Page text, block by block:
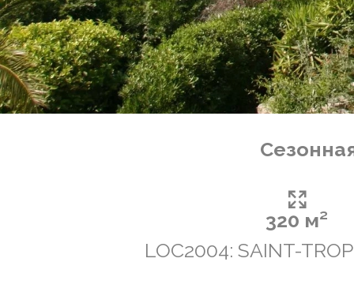
320 м²
LOC2004: SAINT-